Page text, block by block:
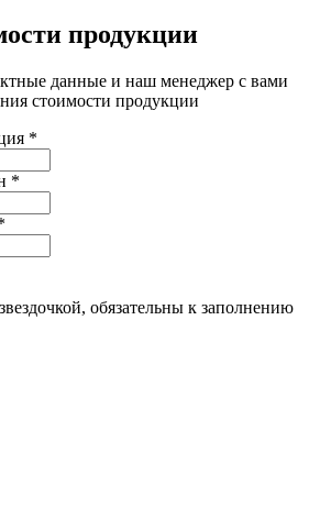
продукции
данные и наш менеджер с вами
стоимости продукции
*
*
обязательны к заполнению